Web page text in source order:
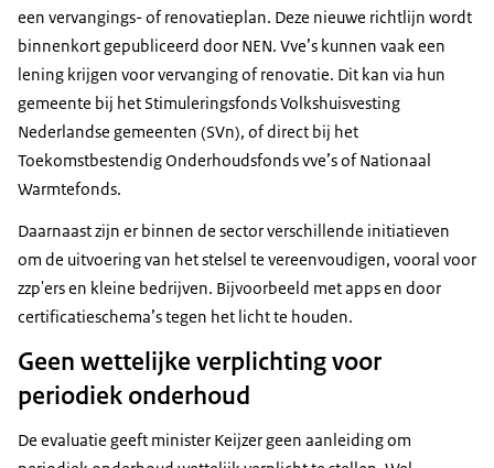
een vervangings- of renovatieplan. Deze nieuwe richtlijn wordt
binnenkort gepubliceerd door NEN. Vve’s kunnen vaak een
lening krijgen voor vervanging of renovatie. Dit kan via hun
gemeente bij het Stimuleringsfonds Volkshuisvesting
Nederlandse gemeenten (SVn), of direct bij het
Toekomstbestendig Onderhoudsfonds vve’s of Nationaal
Warmtefonds.
Daarnaast zijn er binnen de sector verschillende initiatieven
om de uitvoering van het stelsel te vereenvoudigen, vooral voor
zzp'ers en kleine bedrijven. Bijvoorbeeld met apps en door
certificatieschema’s tegen het licht te houden.
Geen wettelijke verplichting voor
periodiek onderhoud
De evaluatie geeft minister Keijzer geen aanleiding om